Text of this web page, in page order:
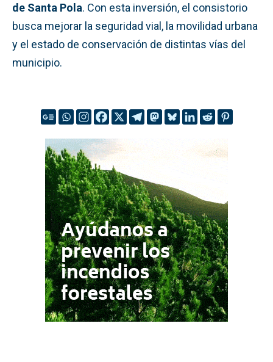
de Santa Pola. Con esta inversión, el consistorio
busca mejorar la seguridad vial, la movilidad urbana
y el estado de conservación de distintas vías del
municipio.